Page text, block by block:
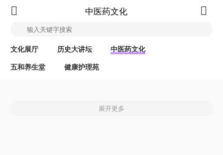
中医药文化
文化展厅 历史大讲坛
中医药文化
五和养生堂
健康护理苑
展开更多